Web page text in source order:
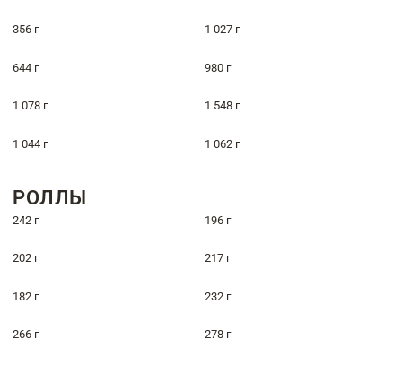
356 г 1 027 г
644 г 980 г
1 078 г 1 548 г
1 044 г 1 062 г
РОЛЛЫ
242 г 196 г
202 г 217 г
182 г 232 г
266 г 278 г